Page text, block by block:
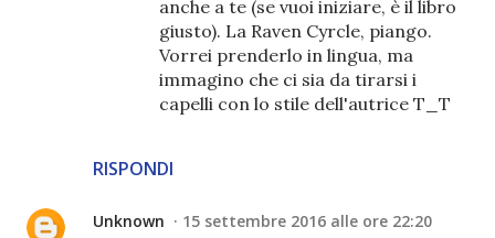
RISPONDI
anche a te (se vuoi iniziare, è il libro
giusto). La Raven Cyrcle, piango.
Vorrei prenderlo in lingua, ma
immagino che ci sia da tirarsi i
capelli con lo stile dell'autrice T_T
Unknown 15 settembre 2016 alle ore 22:20